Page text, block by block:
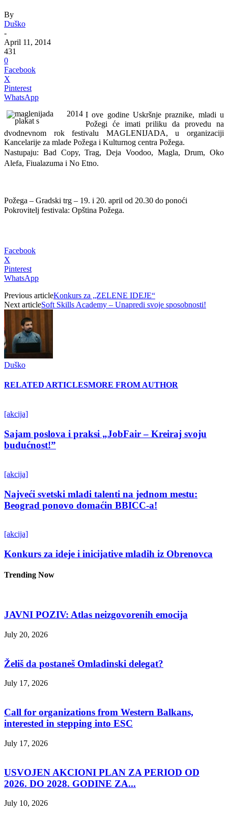
By
Duško
-
April 11, 2014
431
0
Facebook
X
Pinterest
WhatsApp
I ove godine Uskršnje praznike, mladi u
Požegi će imati priliku da provedu na
dvodnevnom rok festivalu MAGLENIJADA, u organizaciji
Kancelarije za mlade Požega i Kulturnog centra Požega.
Nastupaju: Bad Copy, Trag, Deja Voodoo, Magla, Drum, Oko
Alefa, Fiualazuma i No Etno.
Požega – Gradski trg – 19. i 20. april od 20.30 do ponoći
Pokrovitelj festivala: Opština Požega.
Facebook
X
Pinterest
WhatsApp
Previous articleKonkurs za „ZELENE IDEJE“
Next articleSoft Skills Academy – Unapredi svoje sposobnosti!
Duško
RELATED ARTICLESMORE FROM AUTHOR
[akcija]
Sajam poslova i praksi „JobFair – Kreiraj svoju
budućnost!”
[akcija]
Najveći svetski mladi talenti na jednom mestu:
Beograd ponovo domaćin BBICC-a!
[akcija]
Konkurs za ideje i inicijative mladih iz Obrenovca
Trending Now
JAVNI POZIV: Atlas neizgovorenih emocija
July 20, 2026
Želiš da postaneš Omladinski delegat?
July 17, 2026
Call for organizations from Western Balkans,
interested in stepping into ESC
July 17, 2026
USVOJEN AKCIONI PLAN ZA PERIOD OD
2026. DO 2028. GODINE ZA...
July 10, 2026